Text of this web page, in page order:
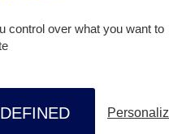
control over what you want to